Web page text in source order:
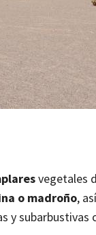
vegetales
o madroño,
y subarbustivas